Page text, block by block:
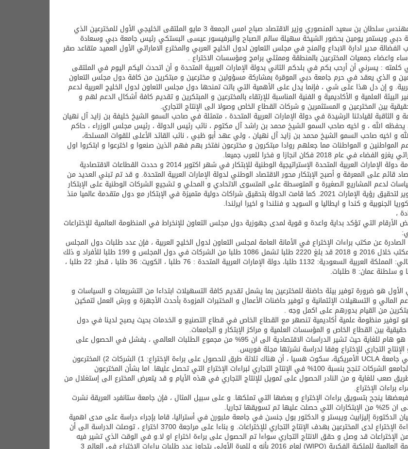
افتتح معالي المهندس سلطان بن سعيد المنصوري وزير الاقتصاد صباح امس الجمعة 3 مايو الملتقى الخليجي الأول للمخترعين الذي
دبي ويستمر يومين بحضور الشيخة سهيلة سالم الصباح والبرفيسور عيسى البستكي رئيس جامعة دبي وسعادة
مدير ادارة الابداع والمنح في مجلس التعاون لدول الخليج العربي والمخترع الاماراتي الأول العميد متقاعد صقر
واعضاء جمعيات المخترعين بالمنطقة وممثلي برامج ومؤسسات الاختراع .
: يسرني أن أرحب بكم في بلدكم الثاني بدولة الإمارات العربية المتحدة و أن اتحدث اليكم اليوم في الملتقى
و الذي يعقد في حرم جامعة دبي الموقرة بمشاركة مسؤولين و مخترعين و مبتكرين من كافة دول مجلس التعاون
و إن دل هذا على شي ، فإنما يدل على الأهمية التي باتت تمنحها دول مجلس التعاون لدول الخليج العربية لدعم
البيئة العلمية و الأكاديمية و الفنية المناسبة للإرتقاء بالمخترعين و المبتكرين و تقديم كافة أشكال الدعم لهم و
بين المخترعين و المستثمرين و شركات القطاع الخاص وصولا الى الإنتاج التجاري.
و الثاقبة لقيادتنا الرشيدة في دولة الإمارات العربية المتحدة ، متمثلة في صاحب السمو الشيخ خليفة بن زايد آل نهيان
يحفظه الله ، و اخيه صاحب السمو الشيخ محمد بن راشد آل مكتوم ، نائب رئيس الدولة ، رئيس مجلس الوزراء ، حاكم
و اخيه صاحب السمو الشيخ محمد بن زايد آل نهيان ، ولي عهد أبو ظبي ، نائب القائد الأعلى للقوات المسلحة،
المواطنين و المواطنات مما جعلهم روادا مبتكرون و مخترعون نفتخر بهم فهم الذين صنعوا و اخترعوا و ابتكروا اول
في عام 2018 فكان انجازا و فخرا للعرب جميعا.
فقد أعلنت حكومة دولة الإمارات العربية المتحدة الإستراتيجية الوطنية للإبتكار في شهر اكتوبر 2014 و حددت القطاعات الاقتصادية
قائم على المعرفة و أصبح الإبتكار محور الاقتصاد الوطني لدولة الإمارات العربية المتحدة. و قد تم تبني العديد من
لدعم المشاريع الصغيرة و المتوسطة على المتسوى الاتحادي و المحلي و تشجيع الشركات الوطنية على الإبتكار
و البحث و التطوير لتحقيق رؤية الإمارات 2021. كما قامت الدولة بتحقيق شراكات دولية متميزة في الإبتكار مع دول متقدمة عالميا منذ
،
الأرقام التي تؤكد بداية واعدة و قوية لمدى جهوزية دول مجلس التعاون للإنخراط في المنظومة العالمية للإختراعات
عن مكتب براءات الإختراع في الأمانة العامة لمجلس التعاون لدول الخليج العربية ، فإن عدد طلبات دول المجلس
المودعة لدى المكتب خلال 2016 و 2018 قد بلغ 2220 طلبا تشمل 1086 طلبا من الشركات في دول المجلس و 199 طلبا للأفراد و ذلك
وفقا للتوزيع التالي: المملكة العربية السعودية: 1132 طلبا، دولة الإمارات العربية المتحدة : 76 طلبا ، الكويت: 36 طلبا ، قطر: 22 طلبا ،
الأول هو ضرورة توفير بيئة حاضنة للمخترعين بما يشمل تقديم كافة التسهيلات ابتداءا من التشريعات و السياسات و
المالي و التسهيلات الإئتمانية و توفير حاضنات الأعمال و المختبرات المزودة بأحدث الأجهزة و ورش العمل لتمكين
من القيام بدورهم على اكمل وجه .
توفير منظومة علمية أكاديمية تنصهر مع القطاع الخاص في قطاع التصنيع و الخدمات بحيث يصبح لدينا في دول
بين القطاع الخاص و المؤسسات العلمية و مراكز الإبتكار و الجامعات.
التحدي الثالث و هو هام للغاية حيث تشير الدراسات الاقتصادية الى ان 95% من مجموع الطلبات العالمي ، يفشل في الحصول على
الإنتاج التجاري للإختراع وفقا لدراسة نشرتها مجلة فوربس.
و يشير الخبير في جامعة UCLA الأمريكية، سكوت هسيا ، أن هناك ثلاثة طرق للحصول على براءة الإختراع: 1) الشركات 2) المخترعون
المستقلون 3) الجامعو الشركات تنجح بنسبة 100% في الإنتاج التجاري لبراءات الإختراع التي تحصل عليها. اما بشأن المخترعون
صعب للغاية و من النادر الحصول على تمويل للإنتاج التجاري في هذه الأيام و قد يتعرض المخترع الى إستغلال من
براءات الإختراع.
ينجح بتسويق براءات الإختراع و بعضها التي تملكها. و على سبيل المثال ، فإن جامعة ستانفرد العريقة نشرت
تسويقها تجاريا.
الدكتورة إليزابيث ويبستر و الدكتور بول جنسن في جامعة ملبورن في أستراليا، قاما بإجراء دراسة على مدى اهمية
الحصول على براءة الإختراع لدى المخترعين بهدف الإنتاج التجاري للإختراعات. و بناءا على مراجعة 3700 اختراع ، توصلت الدراسة الى أن
الإختراعات قد وصل و حقق الانتاج التجاري سواءا تم الحصول على براءة اختراع او لا.و في الوقت الذي تشير فيه
إحصائيات المنظمة العالمية للملكية الفكرية (WIPO) لعام 2016 بأنه و للمرة الأولى يتجاوز عدد طلبات براءات الإختراع في العالم 3